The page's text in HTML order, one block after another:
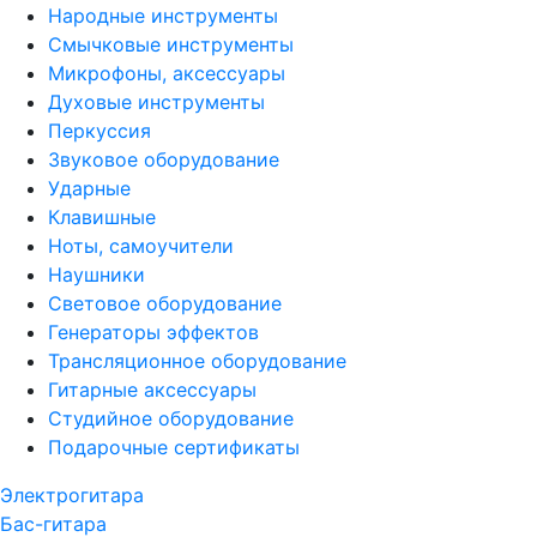
Народные инструменты
Смычковые инструменты
Микрофоны, аксессуары
Духовые инструменты
Перкуссия
Звуковое оборудование
Ударные
Клавишные
Ноты, самоучители
Наушники
Световое оборудование
Генераторы эффектов
Трансляционное оборудование
Гитарные аксессуары
Студийное оборудование
Подарочные сертификаты
Электрогитара
Бас-гитара